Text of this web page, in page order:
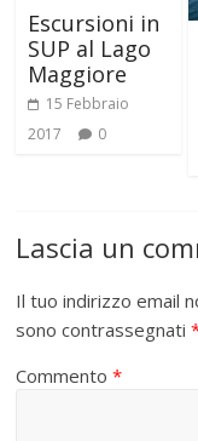
Escursioni in
SUP al Lago
Maggiore
15 Febbraio
2017
0
Lascia un
Il tuo indirizzo email
sono contrassegnati
Commento*